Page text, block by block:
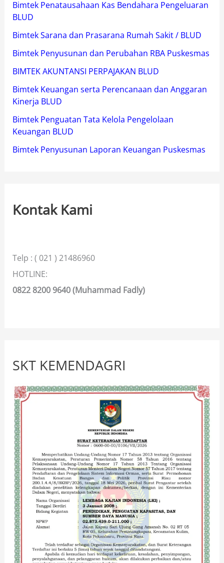
Bimtek Penatausahaan Kas Bendahara Pengeluaran
BLUD
Bimtek Sarana dan Prasarana Rumah Sakit / BLUD
Bimtek Penyusunan dan Perubahan RBA Puskesmas
BIMTEK AKUNTANSI PERPAJAKAN BLUD
Bimtek Keuangan serta Perencanaan dan Anggaran
Kinerja BLUD
Bimtek Penguatan Tata Kelola Pengelolaan
Keuangan BLUD
Bimtek Penyusunan Laporan Keuangan Puskesmas
Kontak Kami
Telp : ( 021 ) 21486960
HOTLINE:
0822 8200 9640 (Muhammad Fadly)
SKT KEMENDAGRI